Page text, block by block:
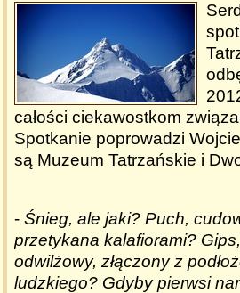
całości ciekawostkom
Spotkanie poprowadzi
są Muzeum Tatrzańskie i
- Śnieg, ale jaki? Puch,
przetykana kalafiorami?
odwilżowy, złączony z
ludzkiego? Gdyby pierwsi